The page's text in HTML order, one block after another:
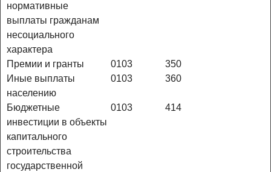
нормативные
выплаты гражданам
несоциального
характера
Премии и гранты 0103
350
Иные выплаты
населению
0103 360
Бюджетные
инвестиции в объекты
капитального
строительства
государственной
0103 414